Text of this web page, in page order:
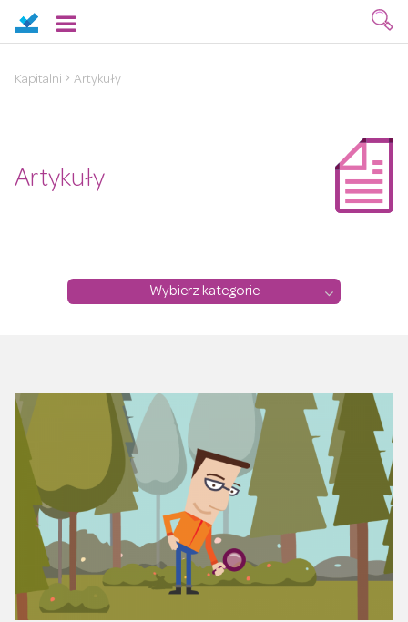
Kapitalni Artykuły
Artykuły
Wybierz kategorie